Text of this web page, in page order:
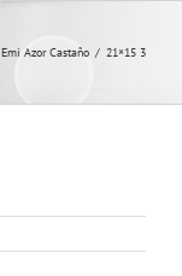
Emi Azor Castaño / 21×15 3